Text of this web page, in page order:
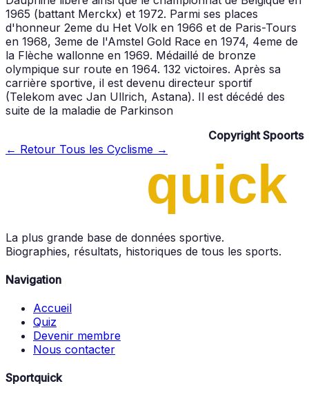
1965 (battant Merckx) et 1972. Parmi ses places
d'honneur 2eme du Het Volk en 1966 et de Paris-Tours
en 1968, 3eme de l'Amstel Gold Race en 1974, 4eme de
la Flèche wallonne en 1969. Médaillé de bronze
olympique sur route en 1964. 132 victoires. Après sa
carrière sportive, il est devenu directeur sportif
(Telekom avec Jan Ullrich, Astana). Il est décédé des
suite de la maladie de Parkinson
Copyright Spoorts
← Retour Tous les Cyclisme →
La plus grande base de données sportive.
Biographies, résultats, historiques de tous les sports.
Navigation
Accueil
Quiz
Devenir membre
Nous contacter
Sportquick